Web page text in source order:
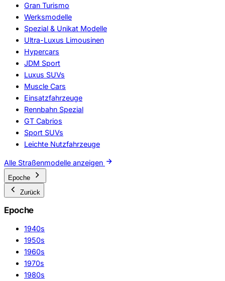
Gran Turismo
Werksmodelle
Spezial & Unikat Modelle
Ultra-Luxus Limousinen
Hypercars
JDM Sport
Luxus SUVs
Muscle Cars
Einsatzfahrzeuge
Rennbahn Spezial
GT Cabrios
Sport SUVs
Leichte Nutzfahrzeuge
Alle Straßenmodelle anzeigen
Epoche
Zurück
Epoche
1940s
1950s
1960s
1970s
1980s